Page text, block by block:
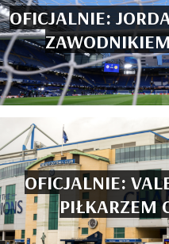
OFICJALNIE:
OFICJALNIE:
PIŁKARZEM